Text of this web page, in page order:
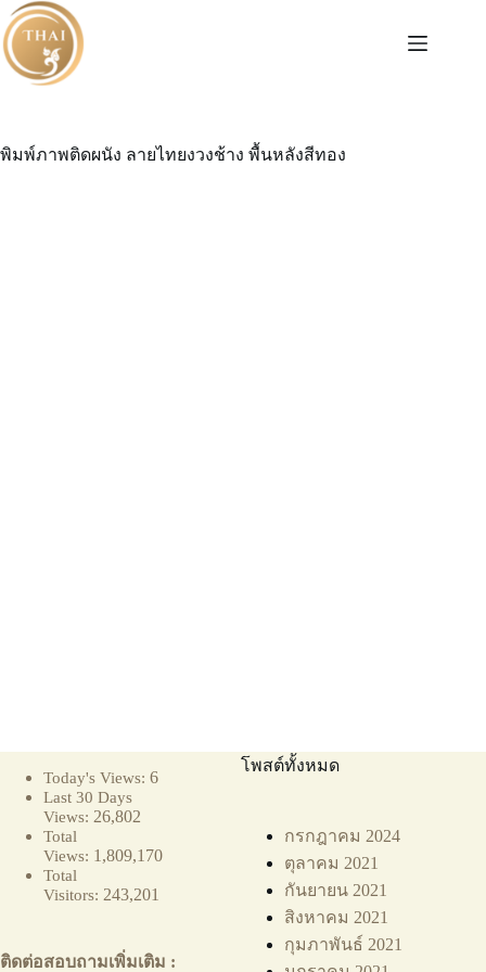
Skip
to
content
พิมพ์ภาพติดผนัง ลายไทยงวงช้าง พื้นหลังสีทอง
Today's Views: 6
Last 30 Days
Views: 26,802
Total
Views: 1,809,170
Total
Visitors: 243,201
ติดต่อสอบถามเพิ่มเติม :
โพสต์ทั้งหมด
กรกฎาคม 2024
ตุลาคม 2021
กันยายน 2021
สิงหาคม 2021
กุมภาพันธ์ 2021